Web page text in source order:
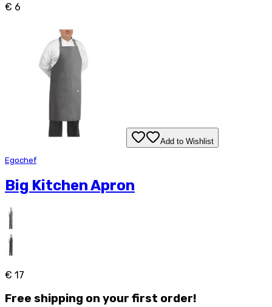
€ 6
Add to Wishlist
Egochef
Big Kitchen Apron
€ 17
Free shipping on your first order!